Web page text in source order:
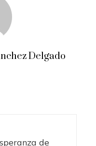
Delgado
de